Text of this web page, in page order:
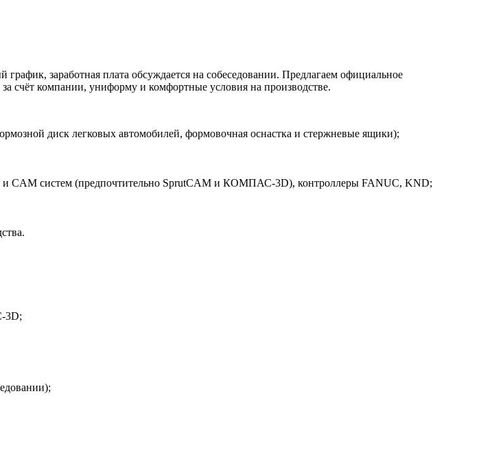
заработная плата обсуждается на собеседовании. Предлагаем официальное
счёт компании, униформу и комфортные условия на производстве.
диск легковых автомобилей, формовочная оснастка и стержневые ящики);
и CAM систем (предпочтительно SprutCAM и КОМПАС-3D), контроллеры FANUC, KND;
3D;